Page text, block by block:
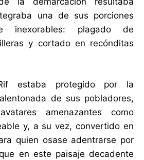
una de sus porciones
inexorables: plagado de
y cortado en recónditas
estaba protegido por la
de sus pobladores,
amenazantes como
y, a su vez, convertido en
quien osase adentrarse por
en este paisaje decadente